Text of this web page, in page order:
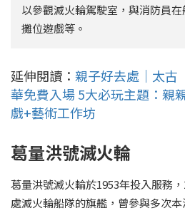
以參觀滅火輪駕駛室，與消防員
攤位遊戲等。
延伸閱讀： 親子好去處｜太古
華免費入場 5大必玩主題：親
戲+藝術工作坊
葛量洪號滅火輪
葛量洪號滅火輪於1953年投入服務
處滅火輪船隊的旗艦，曾參與多次